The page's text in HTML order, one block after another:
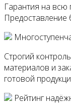
Гарантия на всю
Предоставление
Строгий
материалов и
готовой
Рейтинг